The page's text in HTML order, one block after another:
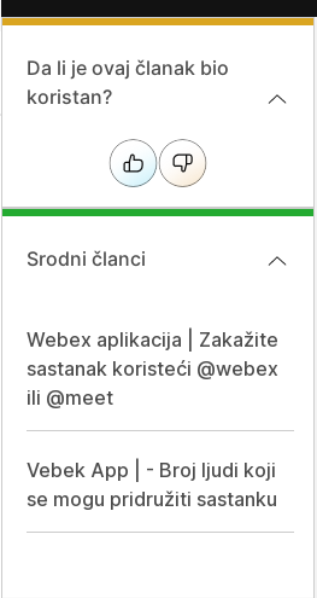
Da li je ovaj članak bio
koristan?
Srodni članci
Webex aplikacija | Zakažite
sastanak koristeći @webex
ili @meet
Vebek App | - Broj ljudi koji
se mogu pridružiti sastanku